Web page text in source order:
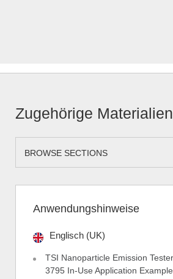
Zugehörige Materialien
BROWSE SECTIONS
Anwendungshinweise
Englisch (UK)
TSI Nanoparticle Emission
3795 In-Use Application